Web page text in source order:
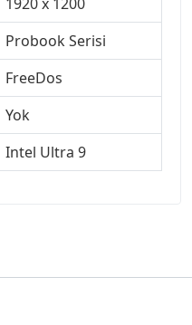
Probook Serisi
FreeDos
Yok
Intel Ultra 9